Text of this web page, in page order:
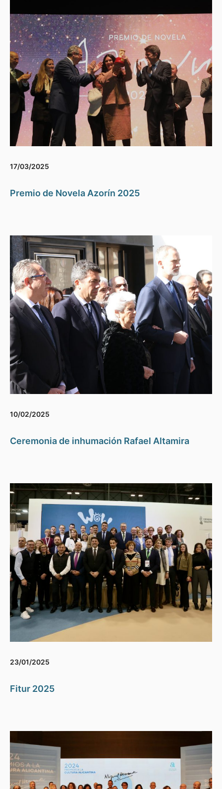
17/03/2025
Premio de Novela Azorín 2025
10/02/2025
Ceremonia de inhumación Rafael Altamira
23/01/2025
Fitur 2025